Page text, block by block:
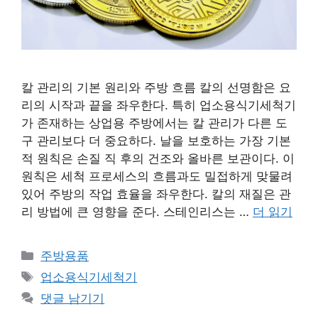
칼 관리의 기본 원리와 주방 흐름 칼의 선명함은 요
리의 시작과 끝을 좌우한다. 특히 업소용식기세척기
가 존재하는 상업용 주방에서는 칼 관리가 다른 도
구 관리보다 더 중요하다. 날을 보호하는 가장 기본
적 원칙은 손질 직 후의 건조와 올바른 보관이다. 이
원칙은 세척 프로세스의 흐름과도 밀접하게 맞물려
있어 주방의 작업 효율을 좌우한다. 칼의 재질은 관
리 방법에 큰 영향을 준다. 스테인리스는 … 더 읽기
카
테
고
리
주방용품
태
그
업소용식기세척기
댓글 남기기